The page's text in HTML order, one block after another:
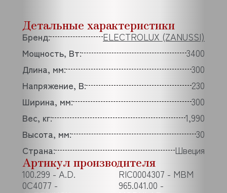
Детальные характеристики
Бренд:
ELECTROLUX (ZANUSSI)
Мощность, Вт:
3400
Длина, мм:
300
Напряжение, В:
230
Ширина, мм:
300
Вес, кг:
1,990
Высота, мм:
30
Страна:
Швеция
Артикул производителя
100.299 - A.D.
0C4077 -
RIC0004307 - MBM
965.041.00 -